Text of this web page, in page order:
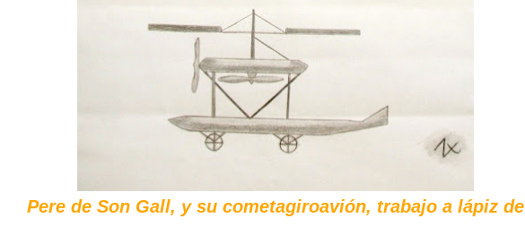
Pere de Son Gall, y su cometagiroavión, trabajo a lápiz de